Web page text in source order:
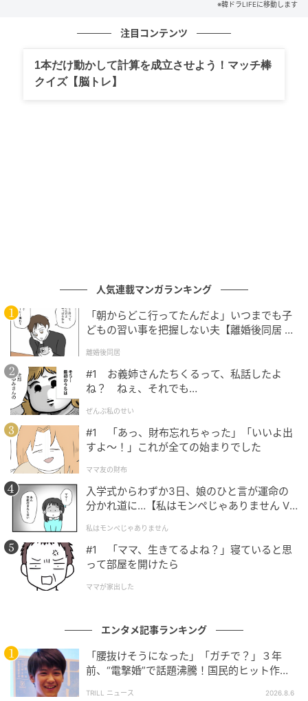
そして最後の選択の瞬間、キム・シアの真価はさらに
際立つ。怒りと諦め、虚無と悲しみが入り混じった“空
次の記事
『涙の女王』キム・スヒョンに目撃証言。や
つれた近況と今も続く“真実攻防”
※韓ドラLIFEに移動します
注目コンテンツ
1本だけ動かして計算を成立させよう！マッチ棒
クイズ【脳トレ】
人気連載マンガランキング
「朝からどこ行ってたんだよ」いつまでも子
どもの習い事を把握しない夫【離婚後同居 Vo
離婚後同居
#1 お義姉さんたちくるって、私話したよ
ね？ ねぇ、それでも…
ぜんぶ私のせい
#1 「あっ、財布忘れちゃった」「いいよ出
すよ〜！」これが全ての始まりでした
ママ友の財布
入学式からわずか3日、娘のひと言が運命の
分かれ道に…【私はモンペじゃありません Vo
私はモンペじゃありません
#1 「ママ、生きてるよね？」寝ていると思
って部屋を開けたら
ママが家出した
エンタメ記事ランキング
「腰抜けそうになった」「ガチで？」３年
前、“電撃婚”で話題沸騰！国民的ヒット作
TRILL ニュース 2026.8.6